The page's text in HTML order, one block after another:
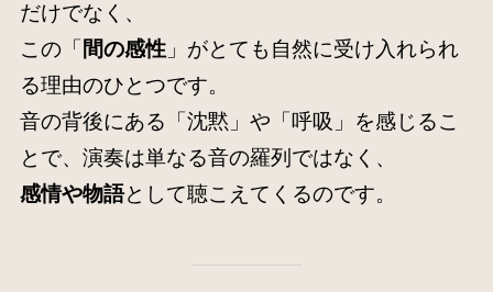
だけでなく、
この「 間の感性」がとても自然に受け入れられ
る理由のひとつです。
音の背後にある「沈黙」や「呼吸」を感じるこ
とで、演奏は単なる音の羅列ではなく、
感情や物語として聴こえてくるのです。